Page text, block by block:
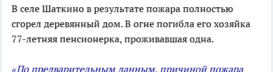
В селе Шаткино в результате пожара полностью
сгорел деревянный дом. В огне погибла его хозяйка
77-летняя пенсионерка, проживавшая одна.
«По предварительным данным, причиной пожара